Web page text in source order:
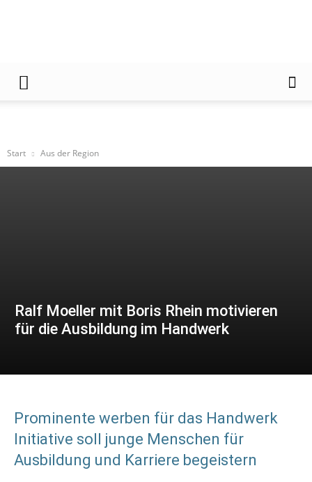
Start Aus der Region
Ralf Moeller mit Boris Rhein motivieren
für die Ausbildung im Handwerk
Prominente werben für das Handwerk
Initiative soll junge Menschen für
Ausbildung und Karriere begeistern